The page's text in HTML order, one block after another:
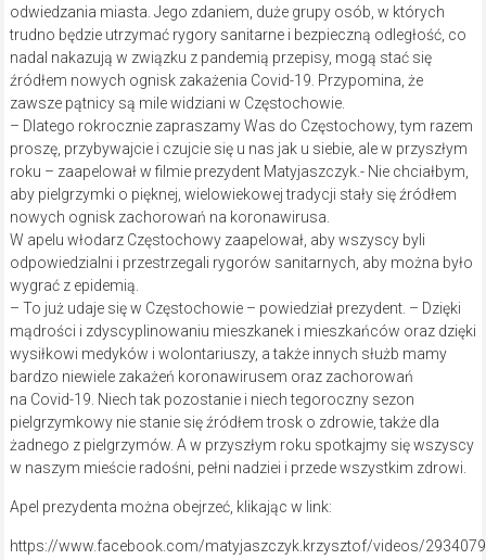
odwiedzania miasta. Jego zdaniem, duże grupy osób, w których
trudno będzie utrzymać rygory sanitarne i bezpieczną odległość, co
nadal nakazują w związku z pandemią przepisy, mogą stać się
źródłem nowych ognisk zakażenia Covid-19. Przypomina, że
zawsze pątnicy są mile widziani w Częstochowie.
– Dlatego rokrocznie zapraszamy Was do Częstochowy, tym razem
proszę, przybywajcie i czujcie się u nas jak u siebie, ale w przyszłym
roku – zaapelował w filmie prezydent Matyjaszczyk.- Nie chciałbym,
aby pielgrzymki o pięknej, wielowiekowej tradycji stały się źródłem
nowych ognisk zachorowań na koronawirusa.
W apelu włodarz Częstochowy zaapelował, aby wszyscy byli
odpowiedzialni i przestrzegali rygorów sanitarnych, aby można było
wygrać z epidemią.
– To już udaje się w Częstochowie – powiedział prezydent. – Dzięki
mądrości i zdyscyplinowaniu mieszkanek i mieszkańców oraz dzięki
wysiłkowi medyków i wolontariuszy, a także innych służb mamy
bardzo niewiele zakażeń koronawirusem oraz zachorowań
na Covid-19. Niech tak pozostanie i niech tegoroczny sezon
pielgrzymkowy nie stanie się źródłem trosk o zdrowie, także dla
żadnego z pielgrzymów. A w przyszłym roku spotkajmy się wszyscy
w naszym mieście radośni, pełni nadziei i przede wszystkim zdrowi.
Apel prezydenta można obejrzeć, klikając w link:
https://www.facebook.com/matyjaszczyk.krzysztof/videos/